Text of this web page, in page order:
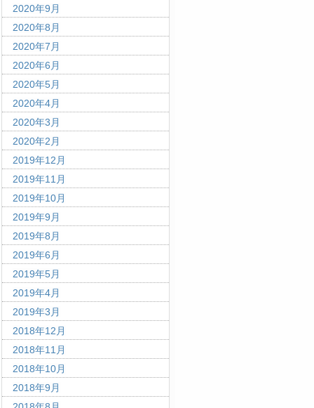
2020年9月
2020年8月
2020年7月
2020年6月
2020年5月
2020年4月
2020年3月
2020年2月
2019年12月
2019年11月
2019年10月
2019年9月
2019年8月
2019年6月
2019年5月
2019年4月
2019年3月
2018年12月
2018年11月
2018年10月
2018年9月